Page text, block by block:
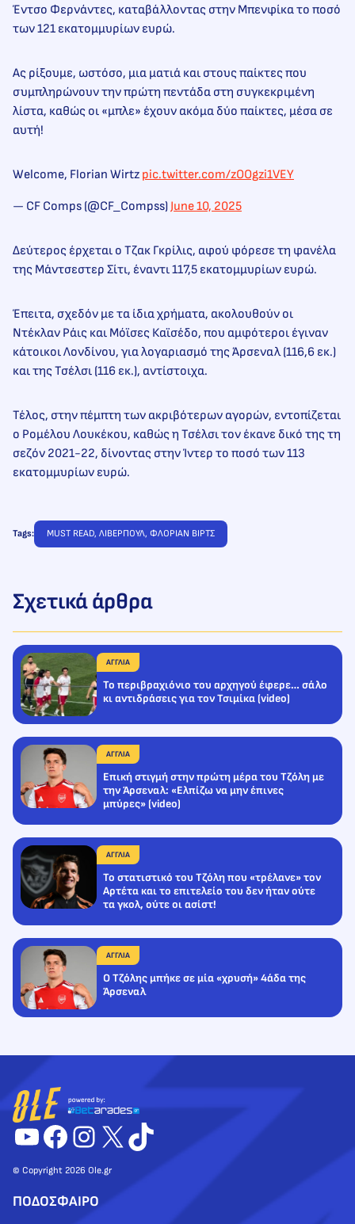
Έντσο Φερνάντες, καταβάλλοντας στην Μπενφίκα το ποσό
των 121 εκατομμυρίων ευρώ.
Ας ρίξουμε, ωστόσο, μια ματιά και στους παίκτες που
συμπληρώνουν την πρώτη πεντάδα στη συγκεκριμένη
λίστα, καθώς οι «μπλε» έχουν ακόμα δύο παίκτες, μέσα σε
αυτή!
Welcome, Florian Wirtz pic.twitter.com/zOOgzi1VEY
— CF Comps (@CF_Compss)June 10, 2025
Δεύτερος έρχεται ο Τζακ Γκρίλις, αφού φόρεσε τη φανέλα
της Μάντσεστερ Σίτι, έναντι 117,5 εκατομμυρίων ευρώ.
Έπειτα, σχεδόν με τα ίδια χρήματα, ακολουθούν οι
Ντέκλαν Ράις και Μόϊσες Καϊσέδο, που αμφότεροι έγιναν
κάτοικοι Λονδίνου, για λογαριασμό της Άρσεναλ (116,6 εκ.)
και της Τσέλσι (116 εκ.), αντίστοιχα.
Τέλος, στην πέμπτη των ακριβότερων αγορών, εντοπίζεται
ο Ρομέλου Λουκέκου, καθώς η Τσέλσι τον έκανε δικό της τη
σεζόν 2021-22, δίνοντας στην Ίντερ το ποσό των 113
εκατομμυρίων ευρώ.
Tags: MUST READ, ΛΙΒΕΡΠΟΥΛ, ΦΛΟΡΙΑΝ ΒΙΡΤΣ
Σχετικά άρθρα
ΑΓΓΛΙΑ
Το περιβραχιόνιο του αρχηγού έφερε… σάλο
κι αντιδράσεις για τον Τσιμίκα (video)
ΑΓΓΛΙΑ
Επική στιγμή στην πρώτη μέρα του Τζόλη με
την Άρσεναλ: «Ελπίζω να μην έπινες
μπύρες» (video)
ΑΓΓΛΙΑ
Το στατιστικό του Τζόλη που «τρέλανε» τον
Αρτέτα και το επιτελείο του δεν ήταν ούτε
τα γκολ, ούτε οι ασίστ!
ΑΓΓΛΙΑ
Ο Τζόλης μπήκε σε μία «χρυσή» 4άδα της
Άρσεναλ
YouTube
Facebook
Instagram
X TikTok
© Copyright 2026 Ole.gr
ΠΟΔΟΣΦΑΙΡΟ